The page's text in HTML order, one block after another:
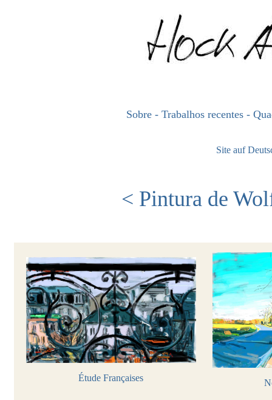
Sobre - Trabalhos recentes -
Site auf
< Pintura de
Étude Françaises